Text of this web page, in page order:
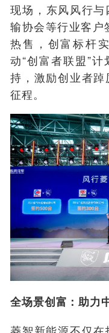
现场， 东风风行与
输协会等行业客户
热售，创富标杆实
动“创富者联盟”
持，激励创业者
征程。
全场景创富：助力
菱智新能源不仅